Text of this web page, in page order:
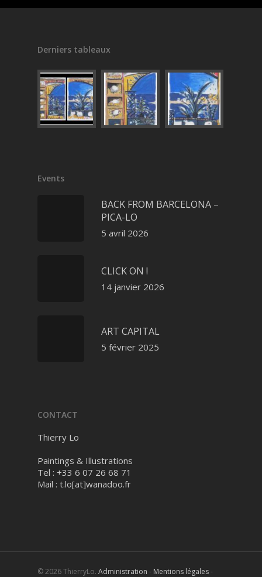
Derniers tableaux
Events
BACK FROM BARCELONA –
PICA-LO
5 avril 2026
CLICK ON !
14 janvier 2026
ART CAPITAL
5 février 2025
CONTACT
Thierry Lo
Paintings & Illustrations
Tel : +33 6 07 26 68 71
Mail : t.lo[at]wanadoo.fr
© 2026 ThierryLo. Administration - Mentions légales-